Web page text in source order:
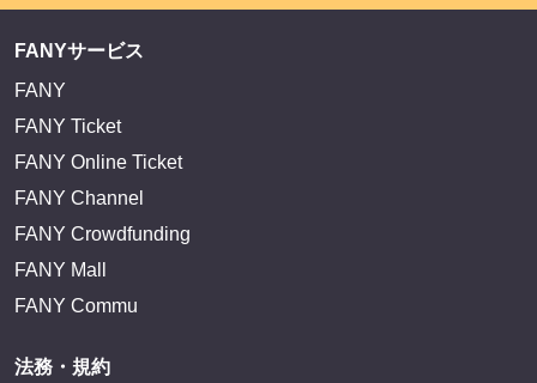
FANYサービス
FANY
FANY Ticket
FANY Online Ticket
FANY Channel
FANY Crowdfunding
FANY Mall
FANY Commu
法務・規約